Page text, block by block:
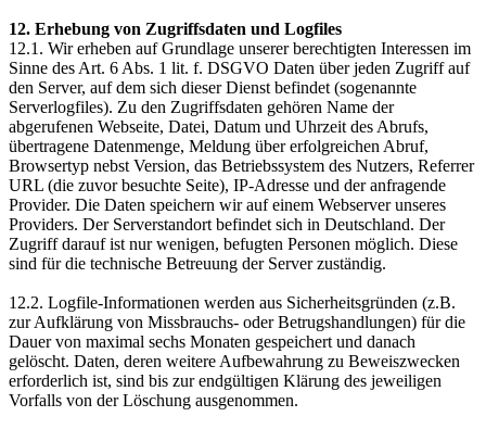
12. Erhebung von Zugriffsdaten und Logfiles
12.1. Wir erheben auf Grundlage unserer berechtigten Interessen im
Sinne des Art. 6 Abs. 1 lit. f. DSGVO Daten über jeden Zugriff auf
den Server, auf dem sich dieser Dienst befindet (sogenannte
Serverlogfiles). Zu den Zugriffsdaten gehören Name der
abgerufenen Webseite, Datei, Datum und Uhrzeit des Abrufs,
übertragene Datenmenge, Meldung über erfolgreichen Abruf,
Browsertyp nebst Version, das Betriebssystem des Nutzers, Referrer
URL (die zuvor besuchte Seite), IP-Adresse und der anfragende
Provider. Die Daten speichern wir auf einem Webserver unseres
Providers. Der Serverstandort befindet sich in Deutschland. Der
Zugriff darauf ist nur wenigen, befugten Personen möglich. Diese
sind für die technische Betreuung der Server zuständig.
12.2. Logfile-Informationen werden aus Sicherheitsgründen (z.B.
zur Aufklärung von Missbrauchs- oder Betrugshandlungen) für die
Dauer von maximal sechs Monaten gespeichert und danach
gelöscht. Daten, deren weitere Aufbewahrung zu Beweiszwecken
erforderlich ist, sind bis zur endgültigen Klärung des jeweiligen
Vorfalls von der Löschung ausgenommen.